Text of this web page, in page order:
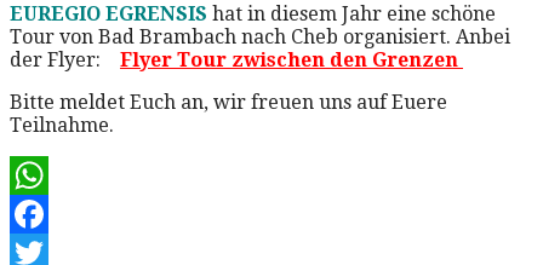
EUREGIO EGRENSIS hat in diesem Jahr eine schöne
Tour von Bad Brambach nach Cheb organisiert. Anbei
der Flyer: Flyer Tour zwischen den Grenzen
Bitte meldet Euch an, wir freuen uns auf Euere
Teilnahme.
WhatsApp
Facebook